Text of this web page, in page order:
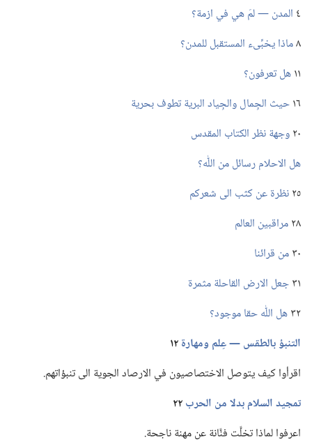
٤ المدن —‏ لمَ هي في ازمة؟‏
٨ماذا يخبِّىء المستقبل للمدن؟‏
١١هل تعرفون؟‏
١٦حيث الجِمال والجِياد البرية تطوف بحرية
٢٠وجهة نظر الكتاب المقدس
هل الاحلام رسائل من اللّٰه؟‏
٢٥نظرة عن كثب الى شعركم
٢٨مراقبين العالم
٣٠من قرائنا
٣١جعل الارض القاحلة مثمرة
٣٢هل اللّٰه حقا موجود؟‏
التنبؤ بالطقس —‏ عِلم ومهارة١٢
اقرأوا كيف يتوصل الاختصاصيون في الارصاد الجوية الى تنبؤاتهم.‏
تمجيد السلام بدلا من الحرب٢٢
اعرفوا لماذا تخلَّت فنَّانة عن مهنة ناجحة.‏